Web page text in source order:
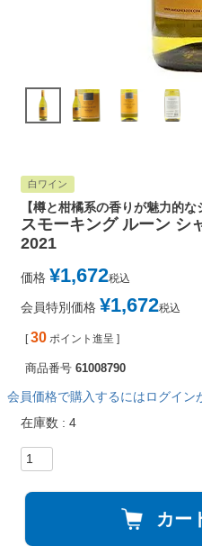
白ワイン
【樽と柑橘系の香りが魅力的な
スモーキング ルーン シ
2021
価格 ¥1,672税込
会員特別価格 ¥1,672税込
[ 30 ポイント進呈 ]
商品番号 61008790
会員価格で購入するにはログイン
在庫数
4
カー